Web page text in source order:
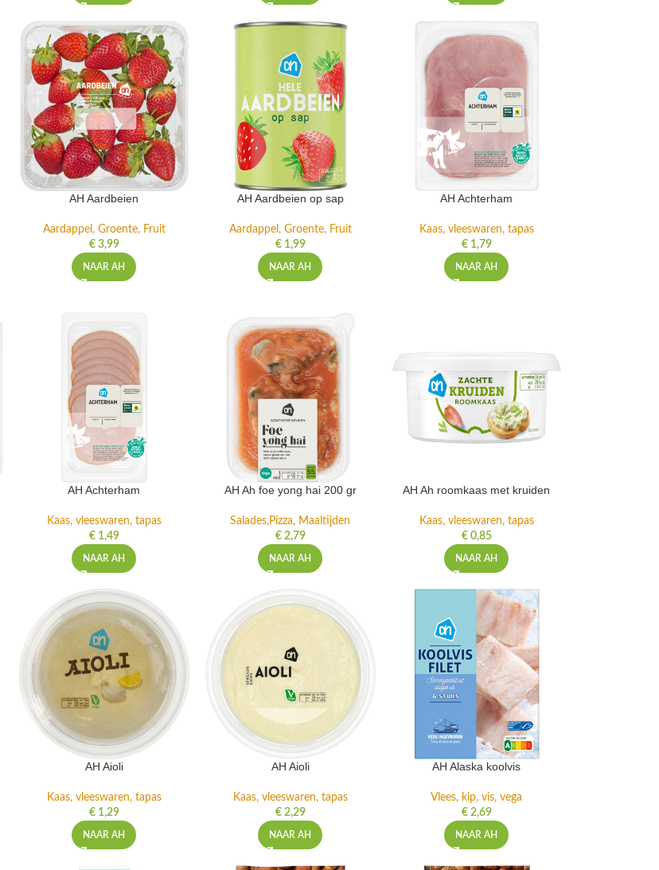
AH Aardbeien
Aardappel, Groente, Fruit
€3,99
NAAR AH
AH Aardbeien op sap
Aardappel, Groente, Fruit
€1,99
NAAR AH
AH Achterham
Kaas, vleeswaren, tapas
€1,79
NAAR AH
AH Achterham
Kaas, vleeswaren, tapas
€1,49
NAAR AH
AH Ah foe yong hai 200 gr
Salades,Pizza, Maaltijden
€2,79
NAAR AH
AH Ah roomkaas met kruiden
Kaas, vleeswaren, tapas
€0,85
NAAR AH
AH Aioli
Kaas, vleeswaren, tapas
€1,29
NAAR AH
AH Aioli
Kaas, vleeswaren, tapas
€2,29
NAAR AH
AH Alaska koolvis
Vlees, kip, vis, vega
€2,69
NAAR AH